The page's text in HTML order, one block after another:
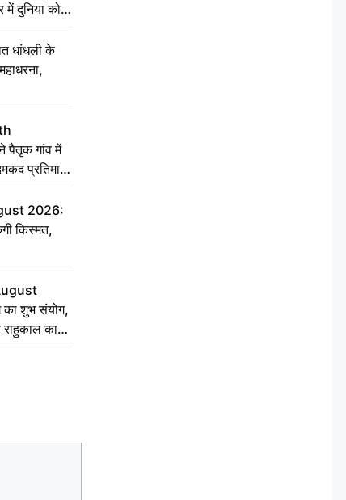
में दुनिया को
धांधली के
पैतृक गांव में
प्रतिमा
2026:
किस्मत,
का शुभ संयोग,
का